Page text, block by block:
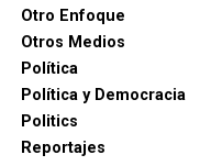
Otro Enfoque
Otros Medios
Política
Política y Democracia
Politics
Reportajes